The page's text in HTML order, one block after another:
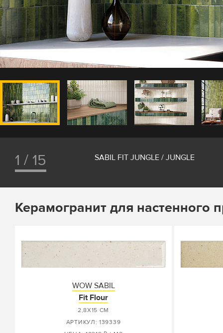
1 / 15 SABIL FIT JUNGLE / JUNGLE
Керамогранит для настенного
WOW SABIL
Fit Flour
2,8X15 СМ
АРТИКУЛ: 139339